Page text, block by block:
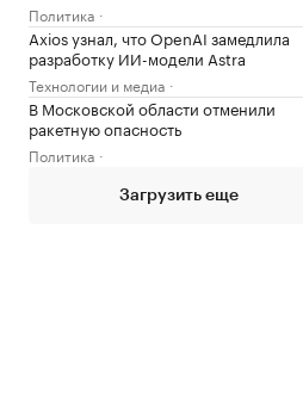
Политика
Axios узнал, что OpenAI замедлила
разработку ИИ-модели Astra
Технологии и медиа
В Московской области отменили
ракетную опасность
Политика
Загрузить еще